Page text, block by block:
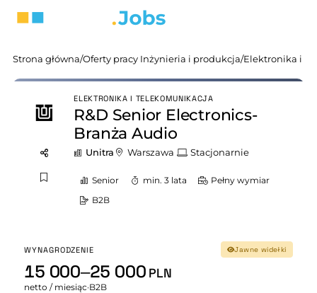
Strona główna/Oferty pracy Inżynieria i produkcja/Elektronika i
ELEKTRONIKA I TELEKOMUNIKACJA
R&D Senior Electronics-
Branża Audio
Unitra Warszawa Stacjonarnie
Senior min. 3 lata
Pełny wymiar
B2B
WYNAGRODZENIE Jawne widełki
15 000–25 000 PLN
netto / miesiąc·B2B